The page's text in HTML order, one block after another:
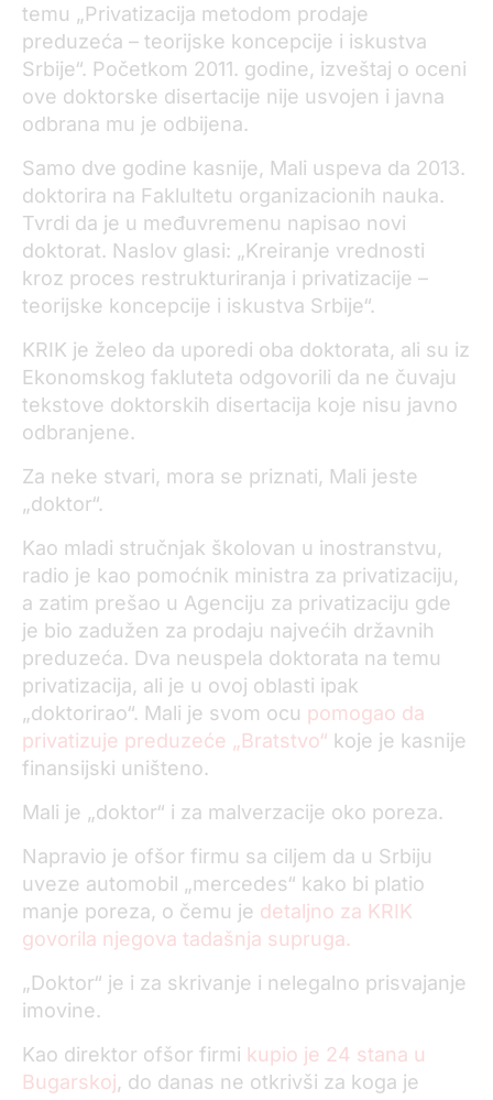
temu „Privatizacija metodom prodaje
preduzeća – teorijske koncepcije i iskustva
Srbije“. Početkom 2011. godine, izveštaj o oceni
ove doktorske disertacije nije usvojen i javna
odbrana mu je odbijena.
Samo dve godine kasnije, Mali uspeva da 2013.
doktorira na Faklultetu organizacionih nauka.
Tvrdi da je u međuvremenu napisao novi
doktorat. Naslov glasi: „Kreiranje vrednosti
kroz proces restrukturiranja i privatizacije –
teorijske koncepcije i iskustva Srbije“.
KRIK je želeo da uporedi oba doktorata, ali su iz
Ekonomskog fakluteta odgovorili da ne čuvaju
tekstove doktorskih disertacija koje nisu javno
odbranjene.
Za neke stvari, mora se priznati, Mali jeste
„doktor“.
Kao mladi stručnjak školovan u inostranstvu,
radio je kao pomoćnik ministra za privatizaciju,
a zatim prešao u Agenciju za privatizaciju gde
je bio zadužen za prodaju najvećih državnih
preduzeća. Dva neuspela doktorata na temu
privatizacija, ali je u ovoj oblasti ipak
„doktorirao“. Mali je svom ocu pomogao da
privatizuje preduzeće „Bratstvo“ koje je kasnije
finansijski uništeno.
Mali je „doktor“ i za malverzacije oko poreza.
Napravio je ofšor firmu sa ciljem da u Srbiju
uveze automobil „mercedes“ kako bi platio
manje poreza, o čemu je detaljno za KRIK
govorila njegova tadašnja supruga.
„Doktor“ je i za skrivanje i nelegalno prisvajanje
imovine.
Kao direktor ofšor firmi kupio je 24 stana u
Bugarskoj, do danas ne otkrivši za koga je